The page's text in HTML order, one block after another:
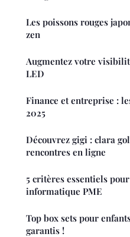
Les poissons rouges
zen
Augmentez votre
LED
Finance et entreprise :
2025
Découvrez gigi : clara
rencontres en ligne
5 critères essentiels
informatique PME
Top box sets pour
garantis !